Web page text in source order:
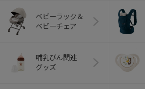
ベビーラック＆
ベビーチェア
哺乳びん関連
グッズ